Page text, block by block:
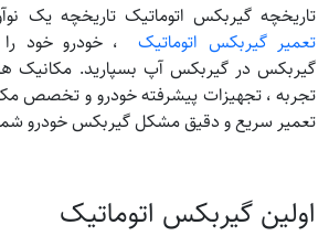
تاریخچه گیربکس اتوماتیک تاریخچه یک
تعمیر گیربکس اتوماتیک، خودرو خود را
گیربکس در گیربکس آپ بسپارید. مکانیک
تجربه ، تجهیزات پیشرفته خودرو و تخصص
تعمیر سریع و دقیق مشکل گیربکس خودرو
اولین گیربکس اتوماتیک